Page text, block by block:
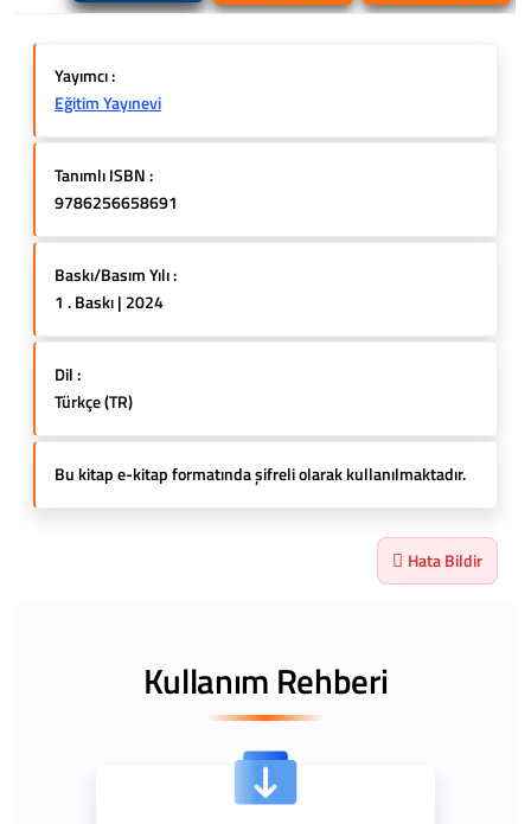
Yayımcı :
Eğitim Yayınevi
Tanımlı ISBN :
9786256658691
Baskı/Basım Yılı :
1 . Baskı | 2024
Dil :
Türkçe (TR)
Bu kitap e-kitap formatında şifreli olarak kullanılmaktadır.
Hata Bildir
Kullanım Rehberi